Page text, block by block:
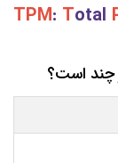
TPM: Total
چند است؟